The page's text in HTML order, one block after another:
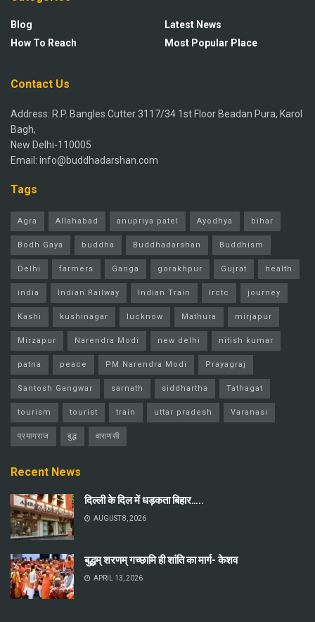
Blog
How To Reach
Latest News
Most Popular Place
Contact Us
Address: R.P. Bangles Cutter 3117/34 1st Floor Beadan Pura, Karol
Bagh,
New Delhi-110005
Email: info@buddhadarshan.com
Tags
Agra Allahabad anupriya patel Ayodhya bihar
Bodh Gaya buddha Buddhadarshan Buddhism
Delhi farmers Ganga gorakhpur Gujrat health
india Indian Railway Indian Train Irctc journey
Kashi kushinagar lucknow Mathura mirjapur
Mirzapur Narendra Modi new delhi nitish kumar
patna peace PM Narendra Modi Prayagraj
Santosh Gangwar sarnath siddhartha Tathagat
tourism tourist train uttar pradesh Varanasi
प्रयागराज बुद्ध वाराणसी
Recent News
दिल्ली के दिल में धड़कता बिहार…..
AUGUST 8, 2026
बुद्धम् शरणम् गच्छामि ही शांति का मार्ग- केशव
APRIL 13, 2026